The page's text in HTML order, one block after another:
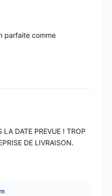
parfaite comme
DATE PREVUE ! TROP
DE LIVRAISON.